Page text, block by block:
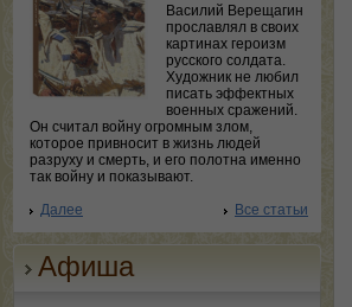
Василий Верещагин
прославлял в своих
картинах героизм
русского солдата.
Художник не любил
писать эффектных
военных сражений.
Он считал войну огромным злом,
которое привносит в жизнь людей
разруху и смерть, и его полотна именно
так войну и показывают.
Далее
Все статьи
Афиша